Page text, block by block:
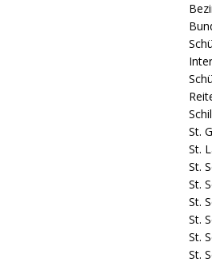
St.
St.
St.
St.
St.
St.
St.
St.